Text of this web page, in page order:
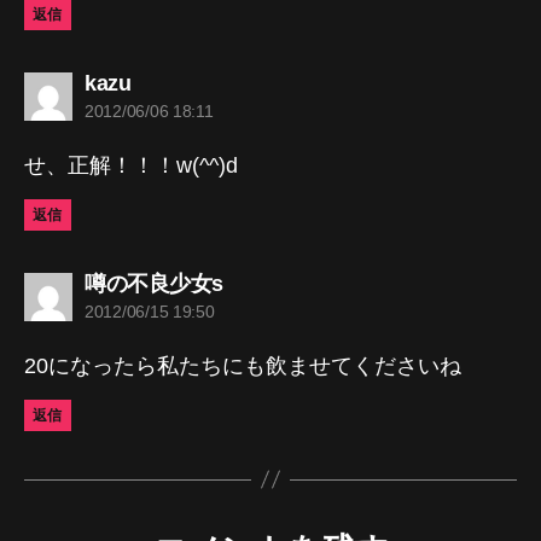
返信
kazuの
発
2012/06/06 18:11
せ、正解！！！w(^^)d
返信
噂の不良少女sの
2012/06/15 19:50
20になったら私たちにも飲ませてくださいね
返信